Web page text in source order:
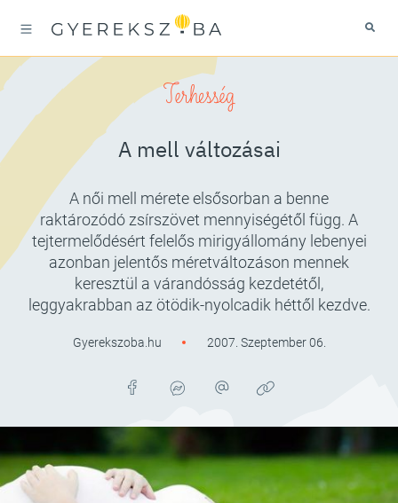
Terhesség
A mell változásai
A női mell mérete elsősorban a benne
raktározódó zsírszövet mennyiségétől függ. A
tejtermelődésért felelős mirigyállomány lebenyei
azonban jelentős méretváltozáson mennek
keresztül a várandósság kezdetétől,
leggyakrabban az ötödik-nyolcadik héttől kezdve.
Gyerekszoba.hu 2007. Szeptember 06.